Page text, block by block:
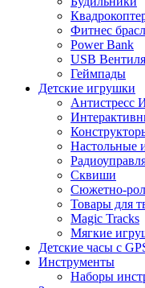
Фитнес
Power Bank
USB
Геймпады
Детские игрушки
Антистресс
Настольные
Сквиши
Сюжетно-
Товары для
Magic Tracks
Мягкие
Детские часы с
Инструменты
Наборы